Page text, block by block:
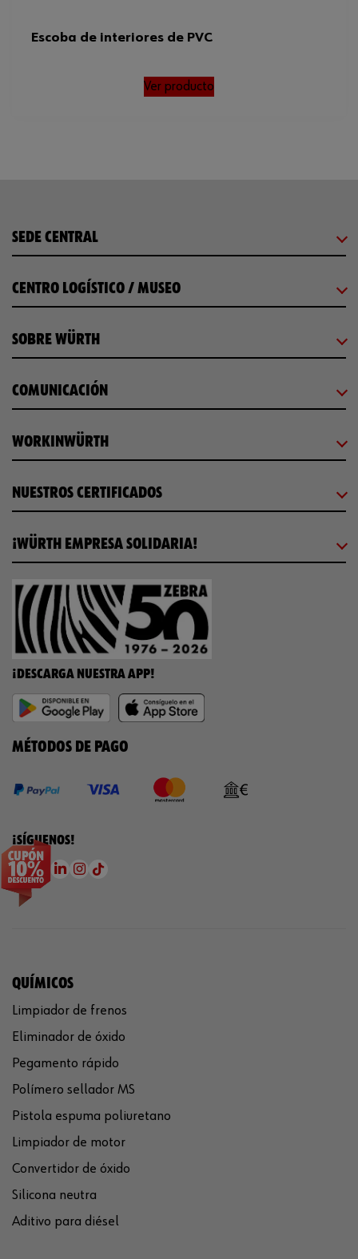
Escoba de interiores de PVC
Ver producto
SEDE CENTRAL
CENTRO LOGÍSTICO / MUSEO
SOBRE WÜRTH
COMUNICACIÓN
WORKINWÜRTH
NUESTROS CERTIFICADOS
¡WÜRTH EMPRESA SOLIDARIA!
¡DESCARGA NUESTRA APP!
MÉTODOS DE PAGO
¡SÍGUENOS!
QUÍMICOS
Limpiador de frenos
Eliminador de óxido
Pegamento rápido
Polímero sellador MS
Pistola espuma poliuretano
Limpiador de motor
Convertidor de óxido
Silicona neutra
Aditivo para diésel